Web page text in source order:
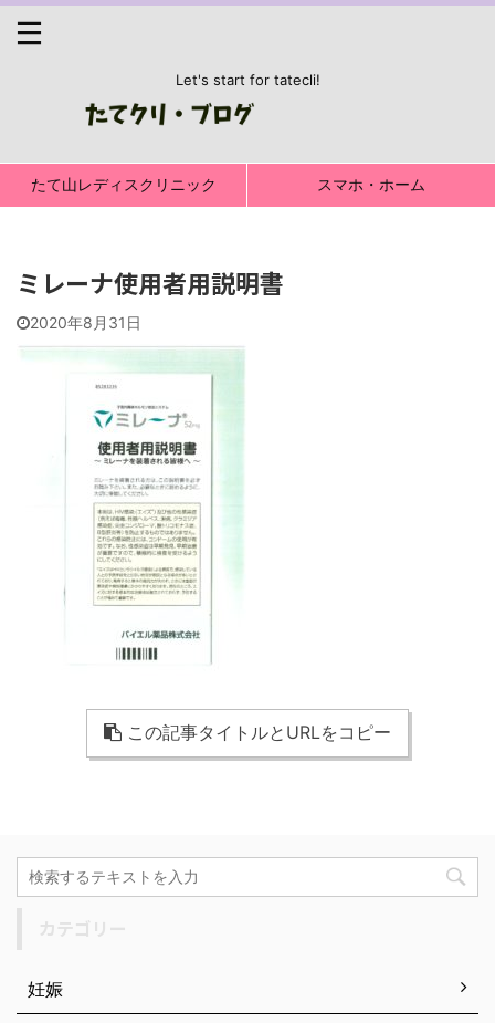
Let's start for tatecli!
たて山レディスクリニック スマホ・ホーム
ミレーナ使用者用説明書
2020年8月31日
この記事タイトルとURLをコピー
妊娠